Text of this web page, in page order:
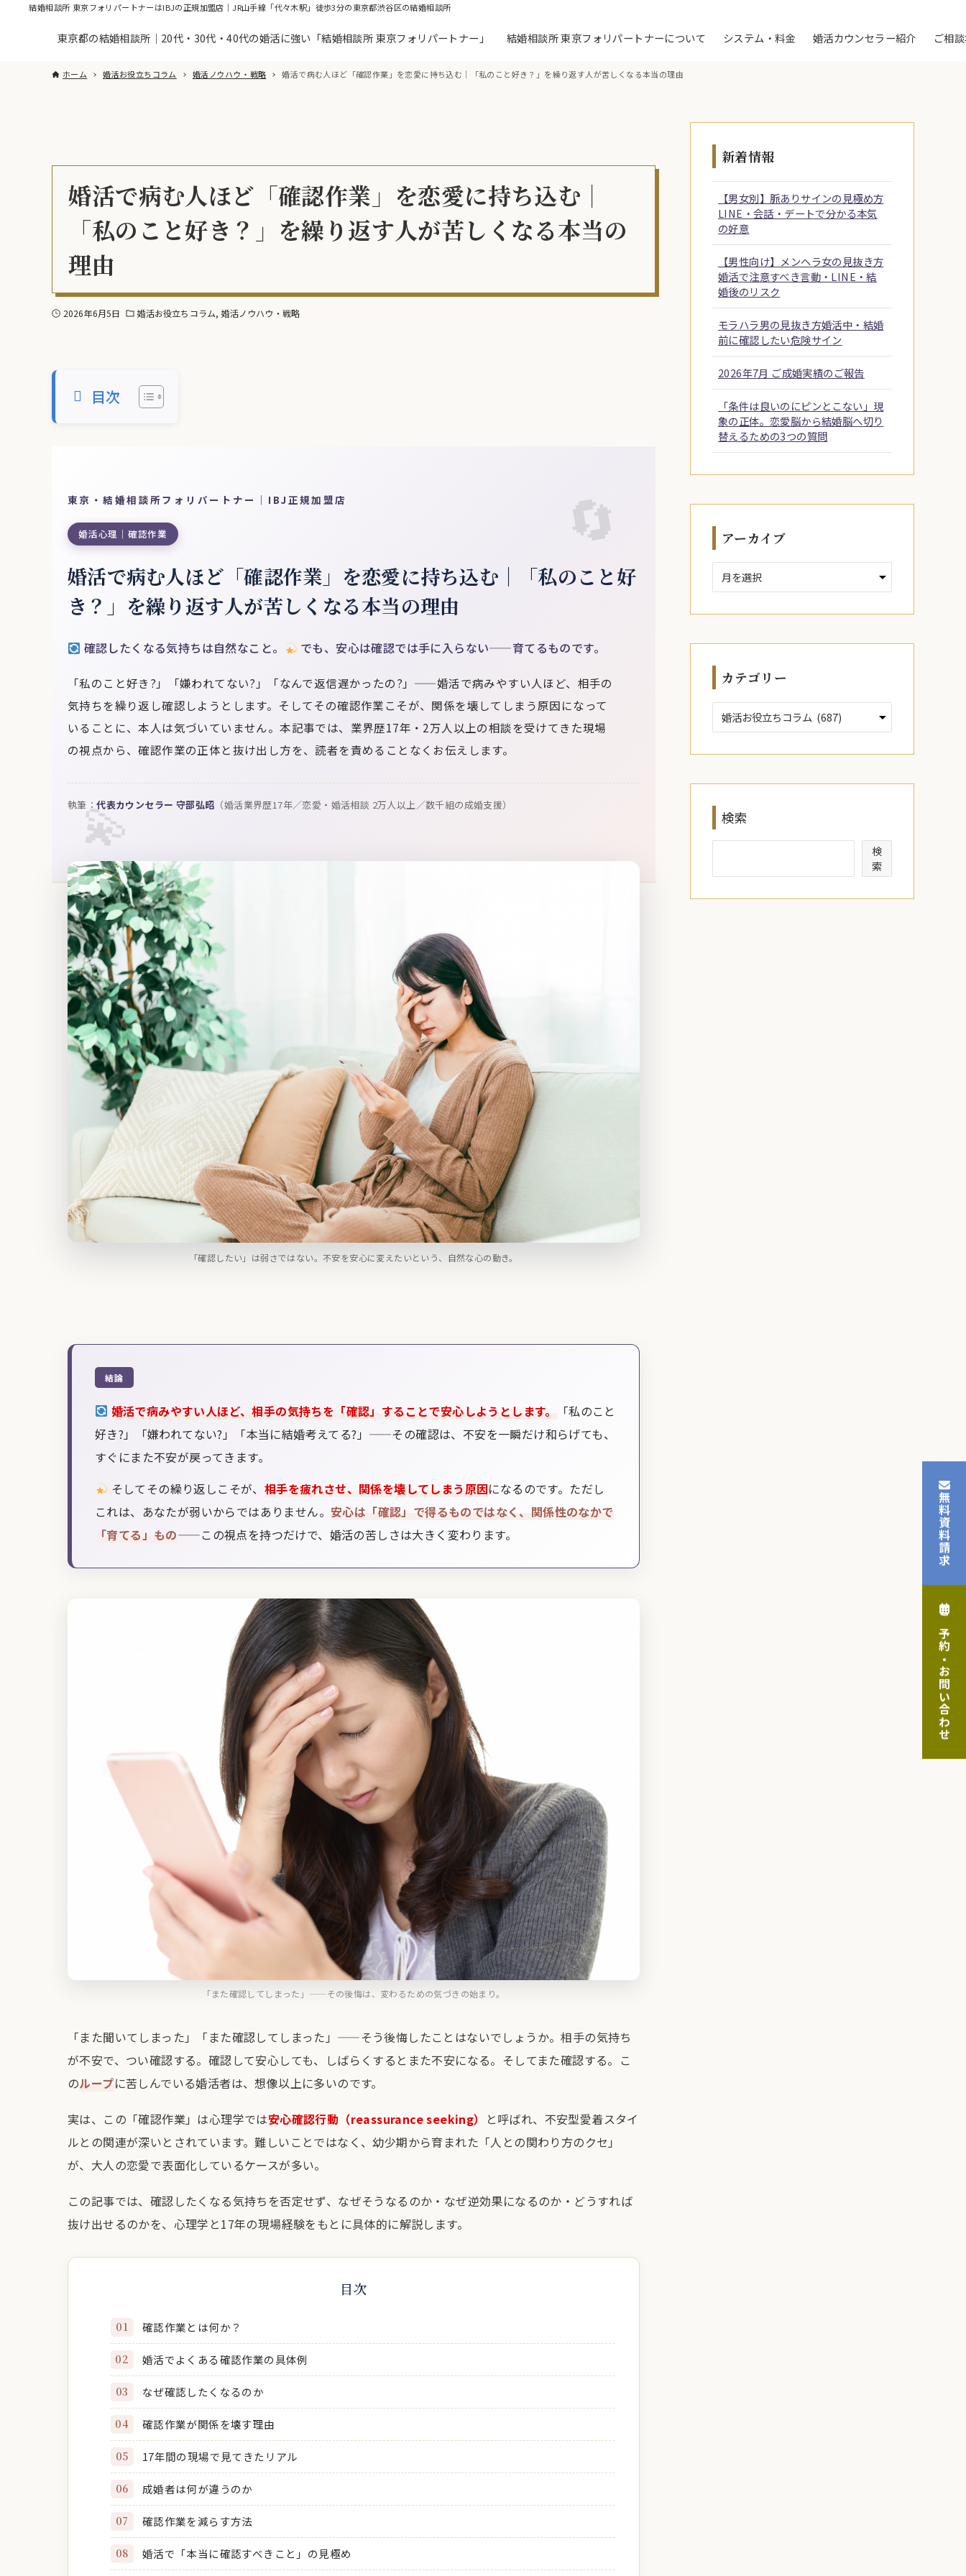
結婚相談所 東京フォリパートナーはIBJの正規加盟店｜JR山手線「代々木駅」徒歩3分の東京都渋谷区の結婚相談所
東京都の結婚相談所｜20代・30代・40代の婚活に強い「結婚相談所 東京フォリパートナー」 結婚相談所 東京フォリパートナーについて システム・料金 婚活カウンセラー紹介 ご相
ホーム 婚活お役立ちコラム 婚活ノウハウ・戦略 婚活で病む人ほど「確認作業」を恋愛に持ち込む｜「私のこと好き？」を繰り返す人が苦しくなる本当の理由
婚活で病む人ほど「確認作業」を恋愛に持ち込む｜
「私のこと好き？」を繰り返す人が苦しくなる本当の
理由
2026年6月5日 婚活お役立ちコラム 婚活ノウハウ・戦略
目次
東京・結婚相談所フォリパートナー｜IBJ正規加盟店
婚活心理｜確認作業
婚活で病む人ほど「確認作業」を恋愛に持ち込む｜「私のこと好
き？」を繰り返す人が苦しくなる本当の理由
確認したくなる気持ちは自然なこと。 でも、安心は確認では手に入らない——育てるものです。
「私のこと好き?」「嫌われてない?」「なんで返信遅かったの?」——婚活で病みやすい人ほど、相手の
気持ちを繰り返し確認しようとします。そしてその確認作業こそが、関係を壊してしまう原因になって
いることに、本人は気づいていません。本記事では、業界歴17年・2万人以上の相談を受けてきた現場
の視点から、確認作業の正体と抜け出し方を、読者を責めることなくお伝えします。
執筆：代表カウンセラー 守部弘昭 （婚活業界歴17年／恋愛・婚活相談 2万人以上／数千組の成婚支援）
「確認したい」は弱さではない。不安を安心に変えたいという、自然な心の動き。
結論
婚活で病みやすい人ほど、相手の気持ちを「確認」することで安心しようとします。
「私のこと
好き?」「嫌われてない?」「本当に結婚考えてる?」——その確認は、不安を一瞬だけ和らげても、
すぐにまた不安が戻ってきます。
そしてその繰り返しこそが、 相手を疲れさせ、関係を壊してしまう原因になるのです。ただし
これは、あなたが弱いからではありません。 安心は「確認」で得るものではなく、関係性のなかで
「育てる」もの——この視点を持つだけで、婚活の苦しさは大きく変わります。
「また確認してしまった」——その後悔は、変わるための気づきの始まり。
「また聞いてしまった」「また確認してしまった」——そう後悔したことはないでしょうか。相手の気持ち
が不安で、つい確認する。確認して安心しても、しばらくするとまた不安になる。そしてまた確認する。こ
のループに苦しんでいる婚活者は、想像以上に多いのです。
実は、この「確認作業」は心理学では安心確認行動（reassurance seeking）
と呼ばれ、不安型愛着スタイ
ルとの関連が深いとされています。難しいことではなく、幼少期から育まれた「人との関わり方のクセ」
が、大人の恋愛で表面化しているケースが多い。
この記事では、確認したくなる気持ちを否定せず、なぜそうなるのか・なぜ逆効果になるのか・どうすれば
抜け出せるのかを、心理学と17年の現場経験をもとに具体的に解説します。
目次
確認作業とは何か？
婚活でよくある確認作業の具体例
なぜ確認したくなるのか
確認作業が関係を壊す理由
17年間の現場で見てきたリアル
成婚者は何が違うのか
確認作業を減らす方法
婚活で「本当に確認すべきこと」の見極め
新着情報
【男女別】脈ありサインの見極め方
LINE・会話・デートで分かる本気
の好意
【男性向け】メンヘラ女の見抜き方
婚活で注意すべき言動・LINE・結
婚後のリスク
モラハラ男の見抜き方婚活中・結婚
前に確認したい危険サイン
2026年7月 ご成婚実績のご報告
「条件は良いのにピンとこない」現
象の正体。恋愛脳から結婚脳へ切り
替えるための3つの質問
アーカイブ
ー
カ
カテゴリー
検索
検
索
無料資料請求
ご予約・お問い合わせ